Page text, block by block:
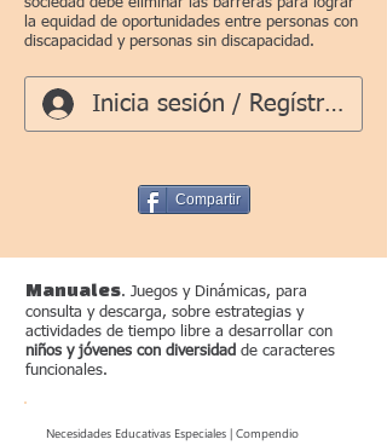
la equidad de oportunidades entre personas con
discapacidad y personas sin discapacidad.
Inicia sesión / Regístrate
Compartir
Manuales. Juegos y Dinámicas, para
consulta y descarga, sobre estrategias y
actividades de tiempo libre a desarrollar con
niños y jóvenes con diversidad de caracteres
funcionales.
Necesidades Educativas Especiales | Compendio